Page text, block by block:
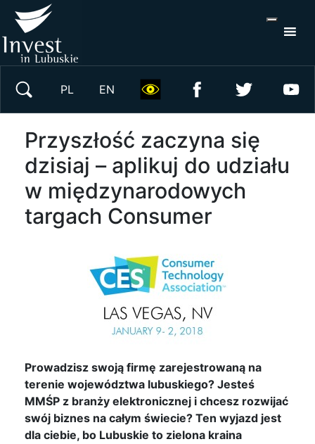
PL EN
Przyszłość zaczyna się
dzisiaj – aplikuj do udziału
w międzynarodowych
targach Consumer
Prowadzisz swoją firmę zarejestrowaną na
terenie województwa lubuskiego? Jesteś
MMŚP z branży elektronicznej i chcesz rozwijać
swój biznes na całym świecie? Ten wyjazd jest
dla ciebie, bo Lubuskie to zielona kraina
Wyszukaj w serwisie